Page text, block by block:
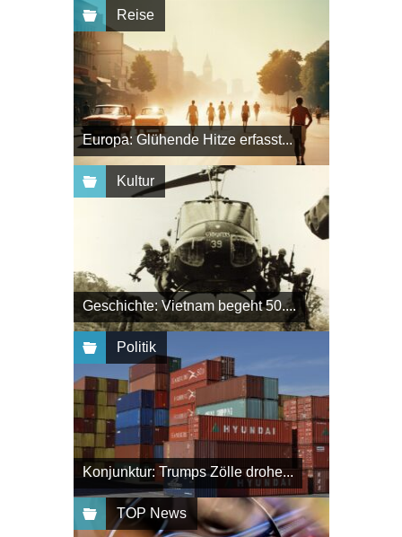
Reise
Europa: Glühende Hitze erfasst...
Kultur
Geschichte: Vietnam begeht 50....
Politik
Konjunktur: Trumps Zölle drohe...
TOP News